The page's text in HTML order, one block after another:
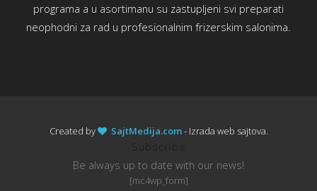
programa a u asortimanu su zastupljeni svi preparati
neophodni za rad u profesionalnim frizerskim salonima.
Created by SajtMedija.com- Izrada web sajtova.
Be always up to date with our news!
[mc4wp_form]